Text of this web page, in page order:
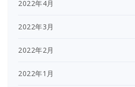
2022年4月
2022年3月
2022年2月
2022年1月